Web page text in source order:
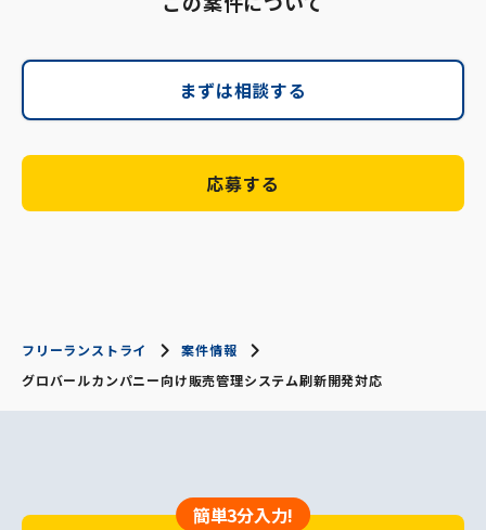
まずは相談する
応募する
フリーランストライ
案件情報
グロバールカンパニー向け販売管理システム刷新開発対応
簡単3分入力!